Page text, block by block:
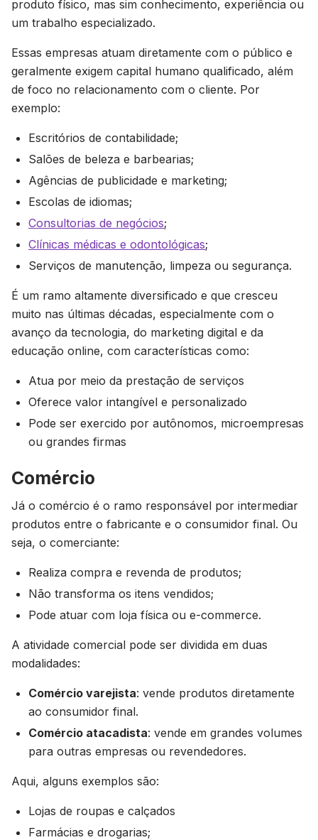
produto físico, mas sim conhecimento, experiência ou
um trabalho especializado.
Essas empresas atuam diretamente com o público e
geralmente exigem capital humano qualificado, além
de foco no relacionamento com o cliente. Por
exemplo:
Escritórios de contabilidade;
Salões de beleza e barbearias;
Agências de publicidade e marketing;
Escolas de idiomas;
Consultorias de negócios;
Clínicas médicas e odontológicas;
Serviços de manutenção, limpeza ou segurança.
É um ramo altamente diversificado e que cresceu
muito nas últimas décadas, especialmente com o
avanço da tecnologia, do marketing digital e da
educação online, com características como:
Atua por meio da prestação de serviços
Oferece valor intangível e personalizado
Pode ser exercido por autônomos, microempresas
ou grandes firmas
Comércio
Já o comércio é o ramo responsável por intermediar
produtos entre o fabricante e o consumidor final. Ou
seja, o comerciante:
Realiza compra e revenda de produtos;
Não transforma os itens vendidos;
Pode atuar com loja física ou e-commerce.
A atividade comercial pode ser dividida em duas
modalidades:
Comércio varejista: vende produtos diretamente
ao consumidor final.
Comércio atacadista: vende em grandes volumes
para outras empresas ou revendedores.
Aqui, alguns exemplos são:
Lojas de roupas e calçados
Farmácias e drogarias;